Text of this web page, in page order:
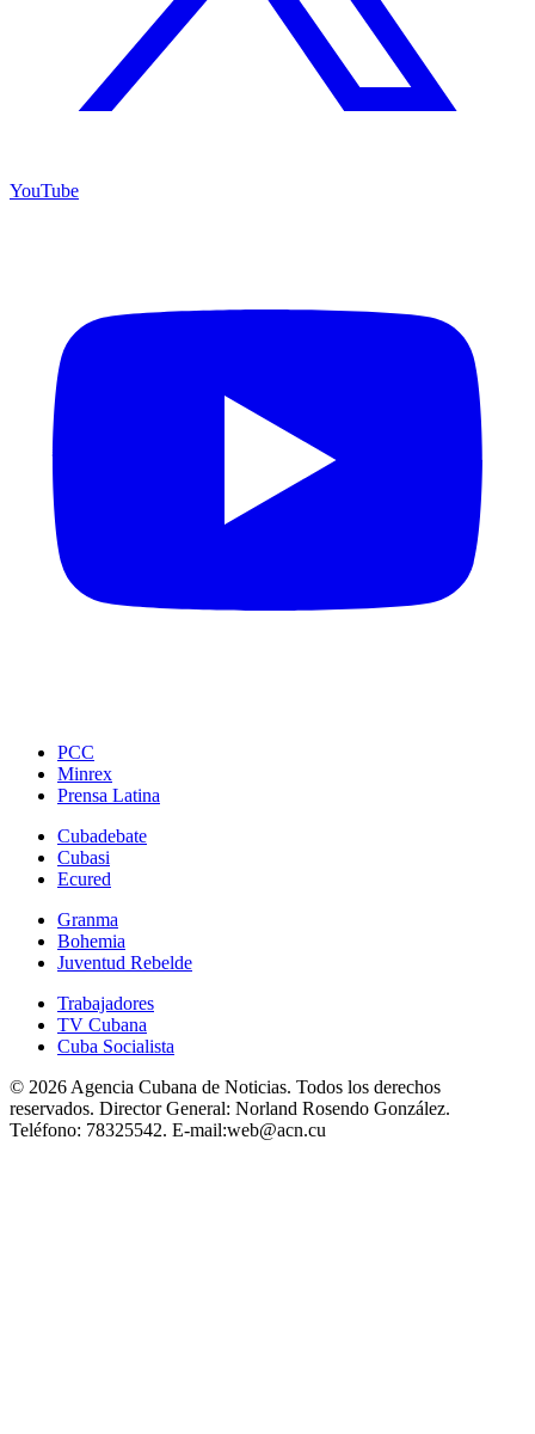
YouTube
PCC
Minrex
Prensa Latina
Cubadebate
Cubasi
Ecured
Granma
Bohemia
Juventud Rebelde
Trabajadores
TV Cubana
Cuba Socialista
© 2026 Agencia Cubana de Noticias. Todos los derechos
reservados. Director General: Norland Rosendo González.
Teléfono: 78325542. E-mail:web@acn.cu